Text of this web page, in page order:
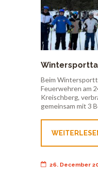
Beim
Feuerwehren am
Kreischberg,
gemeinsam mit 3
26. December